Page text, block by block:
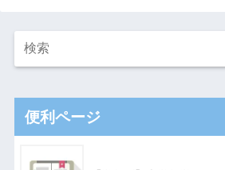
便利ページ